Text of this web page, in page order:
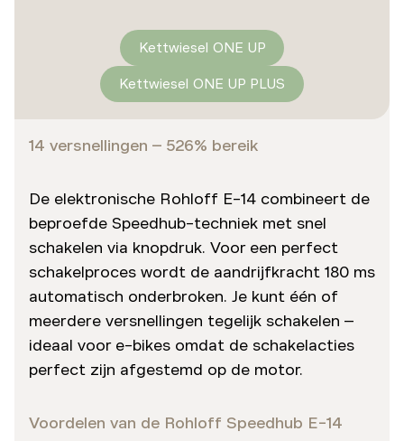
Kettwiesel ONE UP
Kettwiesel ONE UP PLUS
14 versnellingen – 526% bereik
De elektronische Rohloff E-14 combineert de
beproefde Speedhub-techniek met snel
schakelen via knopdruk. Voor een perfect
schakelproces wordt de aandrijfkracht 180 ms
automatisch onderbroken. Je kunt één of
meerdere versnellingen tegelijk schakelen –
ideaal voor e-bikes omdat de schakelacties
perfect zijn afgestemd op de motor.
Voordelen van de Rohloff Speedhub E-14